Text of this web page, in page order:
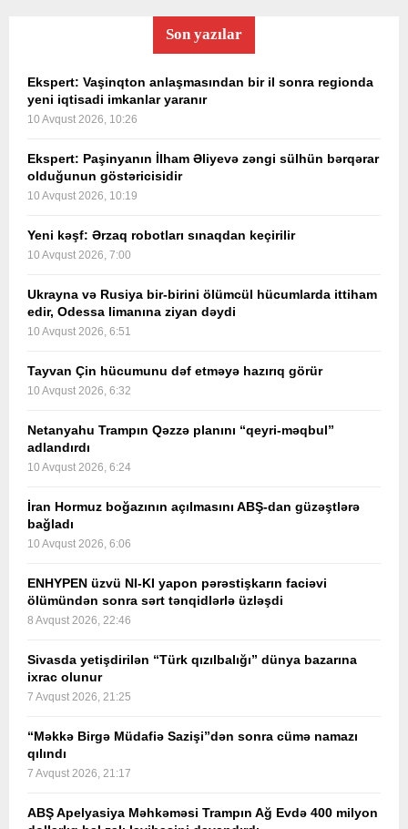
Son yazılar
Ekspert: Vaşinqton anlaşmasından bir il sonra regionda
yeni iqtisadi imkanlar yaranır
10 Avqust 2026, 10:26
Ekspert: Paşinyanın İlham Əliyevə zəngi sülhün bərqərar
olduğunun göstəricisidir
10 Avqust 2026, 10:19
Yeni kəşf: Ərzaq robotları sınaqdan keçirilir
10 Avqust 2026, 7:00
Ukrayna və Rusiya bir-birini ölümcül hücumlarda ittiham
edir, Odessa limanına ziyan dəydi
10 Avqust 2026, 6:51
Tayvan Çin hücumunu dəf etməyə hazırıq görür
10 Avqust 2026, 6:32
Netanyahu Trampın Qəzzə planını “qeyri-məqbul”
adlandırdı
10 Avqust 2026, 6:24
İran Hormuz boğazının açılmasını ABŞ-dan güzəştlərə
bağladı
10 Avqust 2026, 6:06
ENHYPEN üzvü NI-KI yapon pərəstişkarın faciəvi
ölümündən sonra sərt tənqidlərlə üzləşdi
8 Avqust 2026, 22:46
Sivasda yetişdirilən “Türk qızılbalığı” dünya bazarına
ixrac olunur
7 Avqust 2026, 21:25
“Məkkə Birgə Müdafiə Sazişi”dən sonra cümə namazı
qılındı
7 Avqust 2026, 21:17
ABŞ Apelyasiya Məhkəməsi Trampın Ağ Evdə 400 milyon